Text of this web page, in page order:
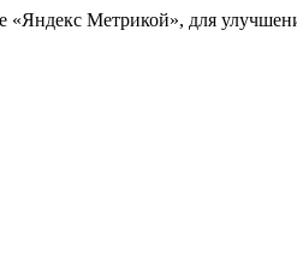
Метрикой», для